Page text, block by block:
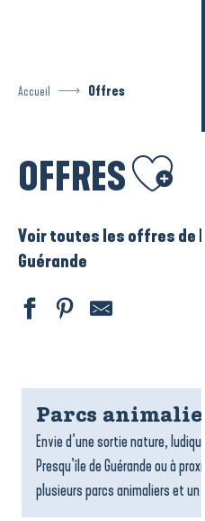
Accueil Offres
OFFRES Ajouter
Voir toutes les offres de
Guérande
Parcs
Envie d’une sortie nature,
Presqu’île de Guérande ou à
plusieurs parcs animaliers et un